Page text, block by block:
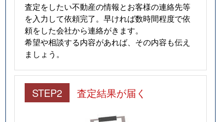
査定をしたい不動産の情報とお客様の連絡先等
を入力して依頼完了。早ければ数時間程度で依
頼をした会社から連絡がきます。
希望や相談する内容があれば、その内容も伝え
ましょう。
STEP2 査定結果が届く